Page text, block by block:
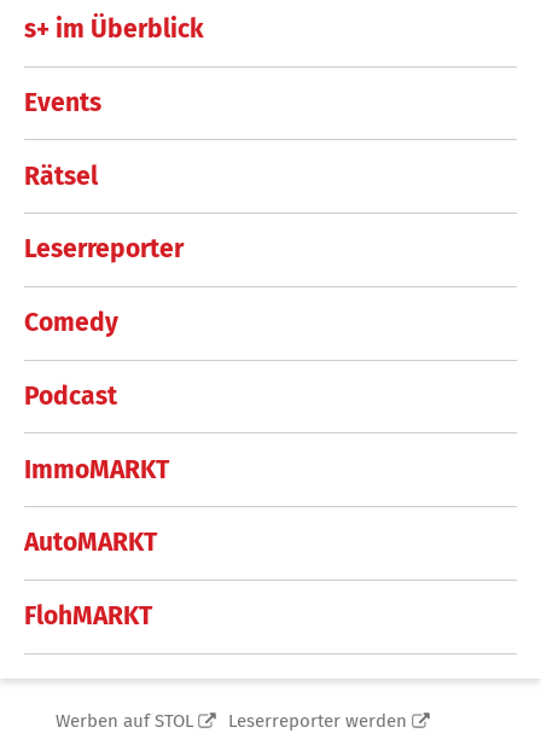
s+ im Überblick
Events
Rätsel
Leserreporter
Comedy
Podcast
ImmoMARKT
AutoMARKT
FlohMARKT
Werben auf STOL
Leserreporter werden